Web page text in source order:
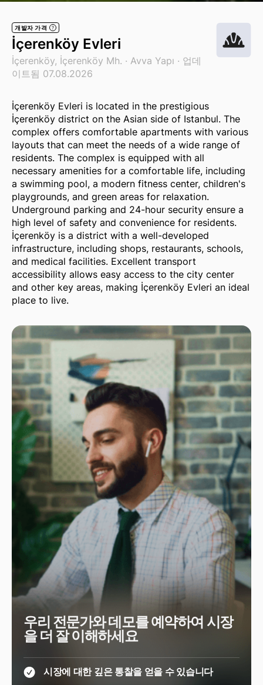
개발자 가격 ?
İçerenköy Evleri
İçerenköy, İçerenköy Mh. · Avva Yapı · 업데
이트됨 07.08.2026
İçerenköy Evleri is located in the prestigious
İçerenköy district on the Asian side of Istanbul. The
complex offers comfortable apartments with various
layouts that can meet the needs of a wide range of
residents. The complex is equipped with all
necessary amenities for a comfortable life, including
a swimming pool, a modern fitness center, children's
playgrounds, and green areas for relaxation.
Underground parking and 24-hour security ensure a
high level of safety and convenience for residents.
İçerenköy is a district with a well-developed
infrastructure, including shops, restaurants, schools,
and medical facilities. Excellent transport
accessibility allows easy access to the city center
and other key areas, making İçerenköy Evleri an ideal
place to live.
우리 전문가와 데모를 예약하여 시장
을 더 잘 이해하세요
시장에 대한 깊은 통찰을 얻을 수 있습니다